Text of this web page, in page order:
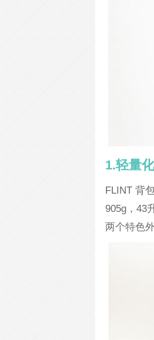
1.轻量
FLINT 背
905g，43
两个特色